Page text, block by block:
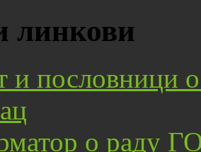
линкови
и пословници
о раду